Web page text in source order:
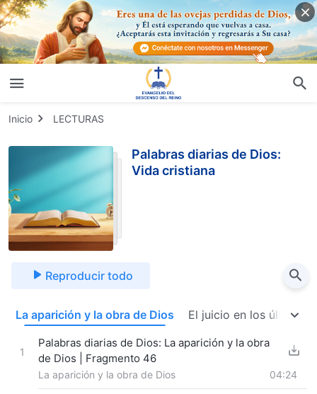
Inicio LECTURAS
Palabras diarias de Dios:
Vida cristiana
Reproducir todo
La aparición y la obra de Dios El juicio en los últimos
1
Palabras diarias de Dios: La aparición y la obra
de Dios | Fragmento 46
La aparición y la obra de Dios 04:24